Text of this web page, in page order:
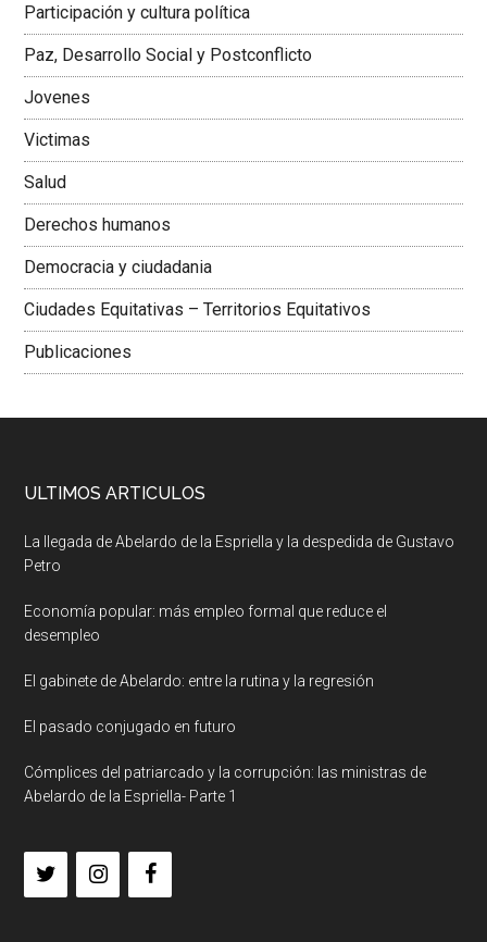
Colombiana
Participación y cultura política
Paz, Desarrollo Social y Postconflicto
Jovenes
Victimas
Salud
Derechos humanos
Democracia y ciudadania
Ciudades Equitativas – Territorios Equitativos
Publicaciones
ULTIMOS ARTICULOS
La llegada de Abelardo de la Espriella y la despedida de Gustavo
Petro
Economía popular: más empleo formal que reduce el
desempleo
El gabinete de Abelardo: entre la rutina y la regresión
El pasado conjugado en futuro
Cómplices del patriarcado y la corrupción: las ministras de
Abelardo de la Espriella- Parte 1